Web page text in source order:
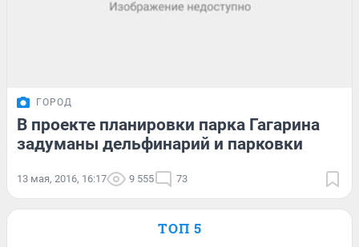
ГОРОД
В проекте планировки парка Гагарина
задуманы дельфинарий и парковки
13 мая, 2016, 16:17 9 555 73
ТОП 5